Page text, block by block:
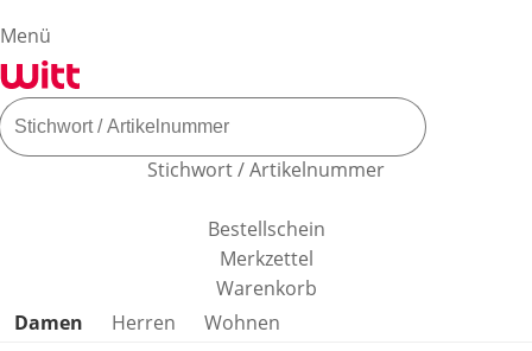
Menü
Stichwort / Artikelnummer
Bestellschein
Merkzettel
Warenkorb
Produktkategorien überspringen
Damen Herren
Wohnen